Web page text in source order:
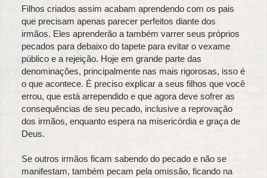
Filhos criados assim acabam aprendendo com os pais
que precisam apenas parecer perfeitos diante dos
irmãos. Eles aprenderão a também varrer seus próprios
pecados para debaixo do tapete para evitar o vexame
público e a rejeição. Hoje em grande parte das
denominações, principalmente nas mais rigorosas, isso é
o que acontece. É preciso explicar a seus filhos que você
errou, que está arrependido e que agora deve sofrer as
consequências de seu pecado, inclusive a reprovação
dos irmãos, enquanto espera na misericórdia e graça de
Deus.
Se outros irmãos ficam sabendo do pecado e não se
manifestam, também pecam pela omissão, ficando na